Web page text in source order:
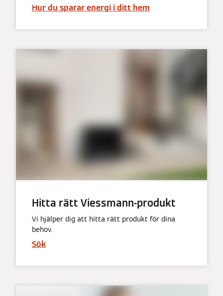
Hur du sparar energi i ditt hem
Hitta rätt Viessmann-produkt
Vi hjälper dig att hitta rätt produkt för dina
behov.
Sök